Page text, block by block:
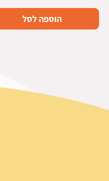
הוספה לסל